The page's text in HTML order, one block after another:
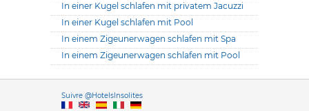
In einer Kugel schlafen mit privatem Jacuzzi
In einer Kugel schlafen mit Pool
In einem Zigeunerwagen schlafen mit Spa
In einem Zigeunerwagen schlafen mit Pool
Suivre @HotelsInsolitesVersione